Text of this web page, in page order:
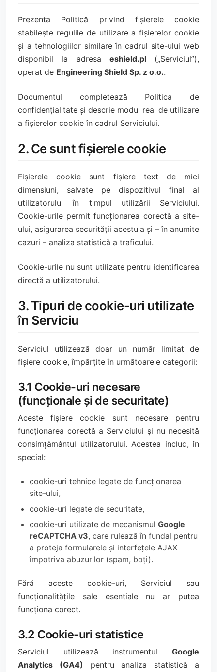
Prezenta Politică privind fișierele cookie
stabilește regulile de utilizare a fișierelor cookie
și a tehnologiilor similare în cadrul site-ului web
disponibil la adresa eshield.pl(„Serviciul”),
operat de Engineering Shield Sp. z o.o..
Documentul completează Politica de
confidențialitate și descrie modul real de utilizare
a fișierelor cookie în cadrul Serviciului.
2. Ce sunt fișierele cookie
Fișierele cookie sunt fișiere text de mici
dimensiuni, salvate pe dispozitivul final al
utilizatorului în timpul utilizării Serviciului.
Cookie-urile permit funcționarea corectă a site-
ului, asigurarea securității acestuia și – în anumite
cazuri – analiza statistică a traficului.
Cookie-urile nu sunt utilizate pentru identificarea
directă a utilizatorului.
3. Tipuri de cookie-uri utilizate
în Serviciu
Serviciul utilizează doar un număr limitat de
fișiere cookie, împărțite în următoarele categorii:
3.1 Cookie-uri necesare
(funcționale și de securitate)
Aceste fișiere cookie sunt necesare pentru
funcționarea corectă a Serviciului și nu necesită
consimțământul utilizatorului. Acestea includ, în
special:
cookie-uri tehnice legate de funcționarea
site-ului,
cookie-uri legate de securitate,
cookie-uri utilizate de mecanismul Google
reCAPTCHA v3, care rulează în fundal pentru
a proteja formularele și interfețele AJAX
împotriva abuzurilor (spam, boți).
Fără aceste cookie-uri, Serviciul sau
funcționalitățile sale esențiale nu ar putea
funcționa corect.
3.2 Cookie-uri statistice
Serviciul utilizează instrumentul Google
Analytics (GA4) pentru analiza statistică a